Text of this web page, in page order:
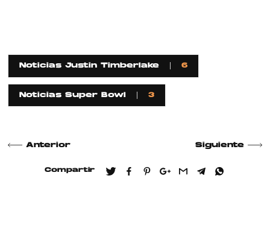
Noticias Justin Timberlake 6
Noticias Super Bowl 3
Anterior Siguiente
Compartir